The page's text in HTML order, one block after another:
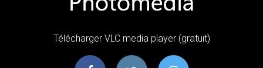
Télécharger VLC media player (gratuit)